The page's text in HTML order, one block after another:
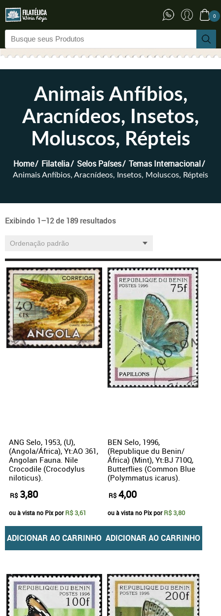
0
Animais Anfíbios,
Aracnídeos, Insetos,
Moluscos, Répteis
Home Filatelia Selos Países Temas Internacional
Animais Anfíbios, Aracnídeos, Insetos, Moluscos, Répteis
Exibindo 1–12 de 189 resultados
ANG Selo, 1953, (U),
(Angola/África), Yt:AO 361,
Angolan Fauna. Nile
Crocodile (Crocodylus
niloticus).
R$ 3,80
ou à vista no Pix porR$ 3,61
ADICIONAR AO CARRINHO
BEN Selo, 1996,
(Republique du Benin/
África) (Mint), Yt:BJ 710Q,
Butterflies (Common Blue
(Polymmatus icarus).
R$ 4,00
ou à vista no Pix porR$ 3,80
ADICIONAR AO CARRINHO